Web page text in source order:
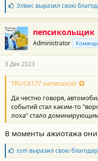
Б
л
а
г
о
д
а
н
о
с
и
:
Элвисвыразил свою
пепсикольщик
Administrator
3 Дек 2023
TRUCK177 написал(а):
Да честно говоря,
событий стал каким-то
лоха" стало
В моменты ажиотажа
Б
л
ssmвыразил свою